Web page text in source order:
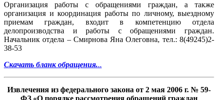
Организация работы с обращениями граждан, а также
организация и координация работы по личному, выездному
приемам граждан, входит в компетенцию отдела
делопроизводства и работы с обращениями граждан.
Начальник отдела – Смирнова Яна Олеговна, тел.: 8(49245)2-
38-53
Скачать бланк обращения...
Извлечения из федерального закона от 2 мая 2006 г. № 59-
ФЗ «О порядке рассмотрения обращений граждан